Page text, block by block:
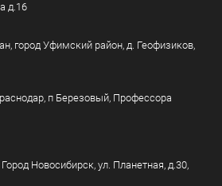
д.16
город Уфимский район, д. Геофизиков,
п Березовый, Профессора
Новосибирск, ул. Планетная, д.30,